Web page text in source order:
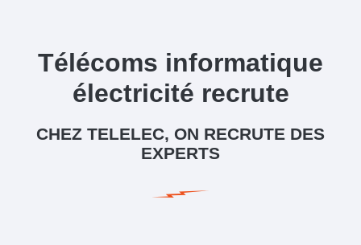
Télécoms informatique
électricité recrute
CHEZ TELELEC, ON RECRUTE DES
EXPERTS